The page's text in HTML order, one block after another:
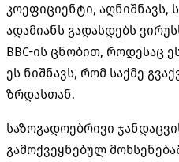
კოეფიციენტი, აღნიშნავს,
ადამიანს გადასდებს
BBC-ის ცნობით, როდესაც
ეს ნიშნავს, რომ საქმე
ზრდასთან.
საზოგადოებრივი
გამოქვეყნებულ